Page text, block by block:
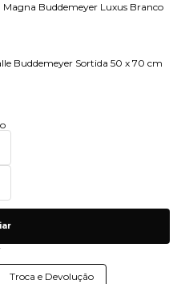
Buddemeyer Luxus Branco
Buddemeyer Sortida 50 x 70 cm
Troca e Devolução